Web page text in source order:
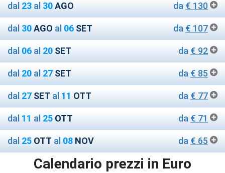
dal 23 al 30AGO da € 130
dal 30AGO al 06 SET da € 107
dal 06 al 20 SET da € 92
dal 20 al 27 SET da € 85
dal 27 SET al 11 OTT da € 77
dal 11 al 25 OTT da € 71
dal 25 OTT al 08 NOV da € 65
Calendario prezzi in Euro